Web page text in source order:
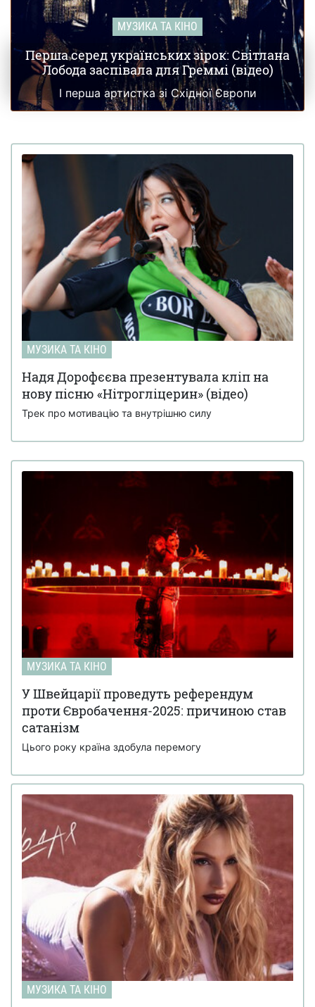
МУЗИКА ТА КІНО
Перша серед українських зірок: Світлана
Лобода заспівала для Греммі (відео)
І перша артистка зі Східної Європи
МУЗИКА ТА КІНО
Надя Дорофєєва презентувала кліп на
нову пісню «Нітрогліцерин» (відео)
Трек про мотивацію та внутрішню силу
МУЗИКА ТА КІНО
У Швейцарії проведуть референдум
проти Євробачення-2025: причиною став
сатанізм
Цього року країна здобула перемогу
МУЗИКА ТА КІНО